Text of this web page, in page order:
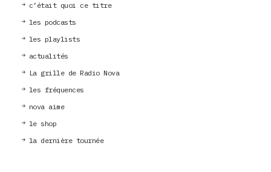
c’était quoi ce titre
les podcasts
les playlists
actualités
La grille de Radio Nova
les fréquences
nova aime
le shop
la dernière tournée